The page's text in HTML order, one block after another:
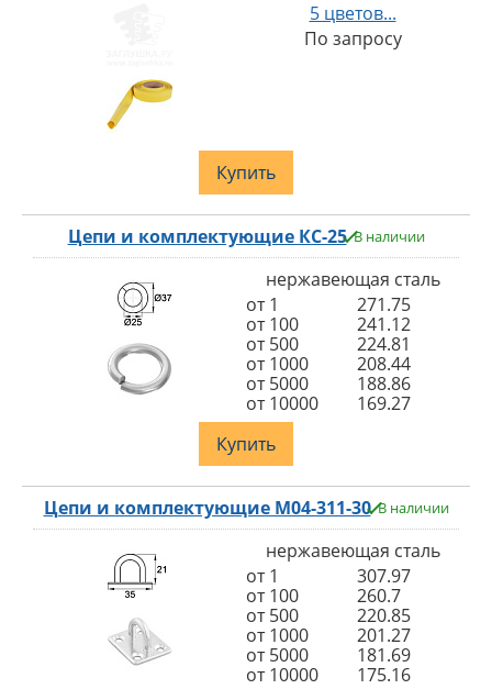
5 цветов...
По запросу
Купить
Цепи и комплектующие КС-25 В наличии
нержавеющая сталь
от 1
271.75
от 100
241.12
от 500
224.81
от 1000
208.44
от 5000
188.86
от 10000
169.27
Купить
Цепи и комплектующие M04-311-30 В наличии
нержавеющая сталь
от 1
307.97
от 100
260.7
от 500
220.85
от 1000
201.27
от 5000
181.69
от 10000
175.16